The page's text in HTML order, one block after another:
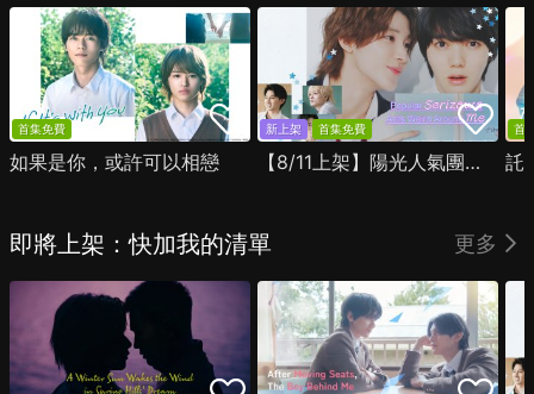
首集免費
如果是你，或許可以相戀
新上架 首集免費
【8/11上架】陽光人氣團中的芹澤，在我面前卻有點不對勁
首
託
即將上架：快加我的清單 更多